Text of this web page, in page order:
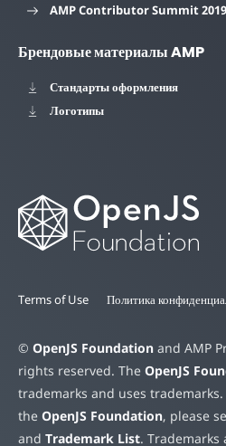
AMP Contributor Summit 2019
Брендовые материалы AMP
Стандарты оформления
Логотипы
Terms of Use Политика
© OpenJS Foundation and AMP
rights reserved. The OpenJS
trademarks and uses
the OpenJS Foundation, please
and Trademark List.